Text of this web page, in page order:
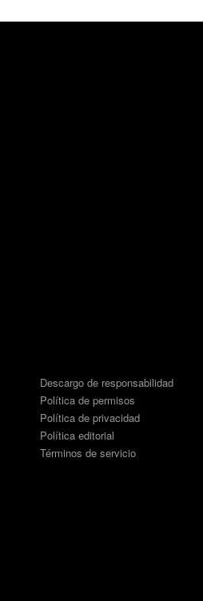
Descargo de responsabilidad
Política de permisos
Política de privacidad
Política editorial
Términos de servicio